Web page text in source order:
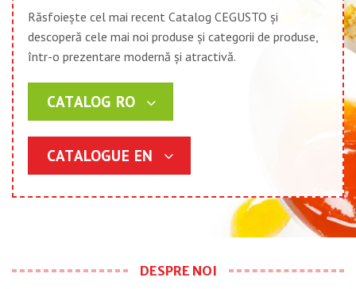
Răsfoiește cel mai recent Catalog CEGUSTO și
descoperă cele mai noi produse și categorii de produse,
într-o prezentare modernă și atractivă.
CATALOG RO
CATALOGUE EN
DESPRE NOI